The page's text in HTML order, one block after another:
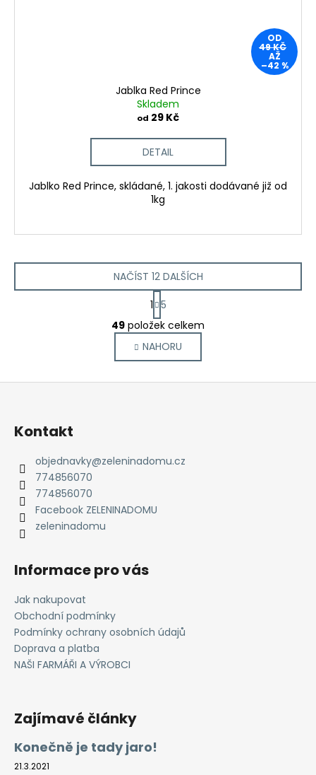
OD
49 KČ
AŽ
–42 %
Jablka Red Prince
Skladem
od 29 Kč
DETAIL
Jablko Red Prince, skládané, 1. jakosti dodávané již od
1kg
O
v
l
á
d
r
NAČÍST 12 DALŠÍCH
S
t
r
á
n
k
o
1 5
49 položek celkem
NAHORU
Kontakt
objednavky@zeleninadomu.cz
774856070
774856070
Facebook ZELENINADOMU
zeleninadomu
Informace pro vás
Jak nakupovat
Obchodní podmínky
Podmínky ochrany osobních údajů
Doprava a platba
NAŠI FARMÁŘI A VÝROBCI
Zajímavé články
Konečně je tady jaro!
21.3.2021